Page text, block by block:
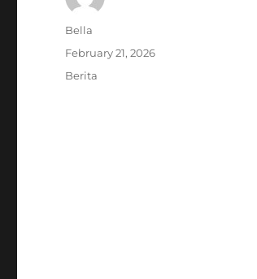
Author
Bella
Posted
February 21, 2026
Categories
Berita